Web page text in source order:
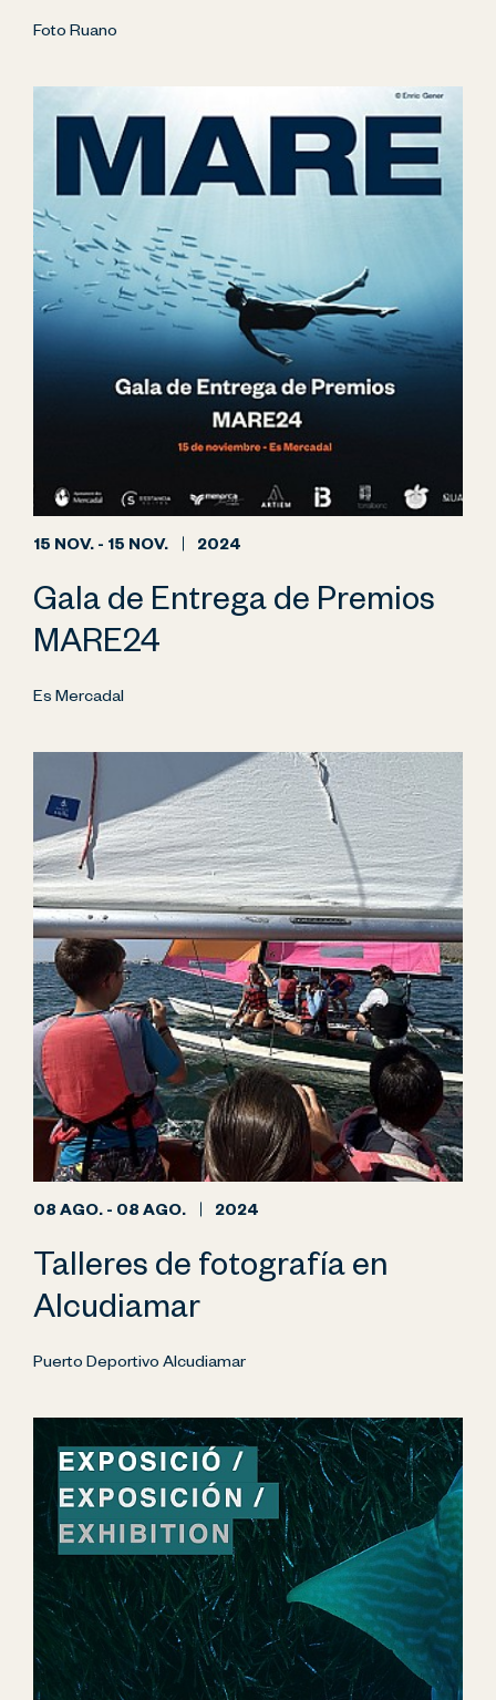
Foto Ruano
15 NOV. - 15 NOV. 2024
Gala de Entrega de Premios
MARE24
Es Mercadal
08 AGO. - 08 AGO. 2024
Talleres de fotografía en
Alcudiamar
Puerto Deportivo Alcudiamar